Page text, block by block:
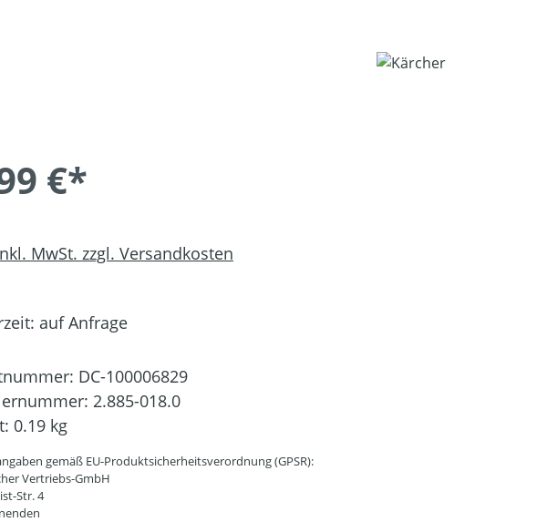
€*
MwSt. zzgl. Versandkosten
auf Anfrage
DC-100006829
2.885-018.0
0.19 kg
gemäß EU-Produktsicherheitsverordnung (GPSR):
Vertriebs-GmbH
Str. 4